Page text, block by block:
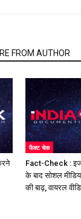
FROM AUTHOR
फैक्ट चेक
Fact-Check :
के बाद सोशल
की बाढ़, वायरल